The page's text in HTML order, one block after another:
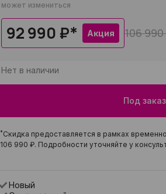
может измениться
92 990 ₽* Акция 106
Нет в наличии
Под заказ
*Скидка предоставляется в рамках
106 990 ₽. Подробности уточняйте у
Новый